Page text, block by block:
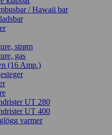
/ Hawaii bar
strøm
gas
(16 Amp.)
UT 280
UT 400
varmer